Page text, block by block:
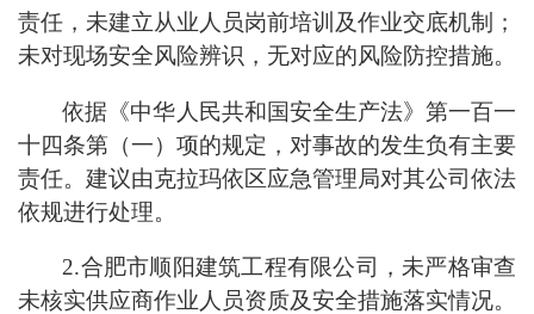
责任，未建立从业人员岗前培训及作业交底机制；
未对现场安全风险辨识，无对应的风险防控措施。
依据《中华人民共和国安全生产法》第一百一
十四条第（一）项的规定，对事故的发生负有主要
责任。建议由克拉玛依区应急管理局对其公司依法
依规进行处理。
2.合肥市顺阳建筑工程有限公司，未严格审查
未核实供应商作业人员资质及安全措施落实情况。